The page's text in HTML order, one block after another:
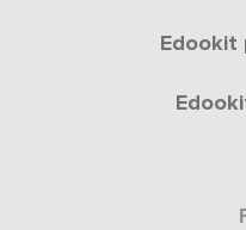
Edookit